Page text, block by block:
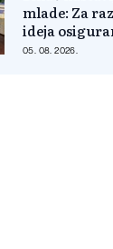
mlade: Za
ideja
05. 08. 2026.